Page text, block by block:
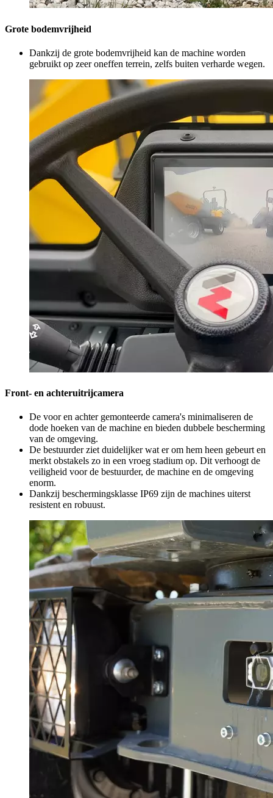
Grote bodemvrijheid
Dankzij de grote bodemvrijheid kan de machine worden
gebruikt op zeer oneffen terrein, zelfs buiten verharde wegen.
Front- en achteruitrijcamera
De voor en achter gemonteerde camera's minimaliseren de
dode hoeken van de machine en bieden dubbele bescherming
van de omgeving.
De bestuurder ziet duidelijker wat er om hem heen gebeurt en
merkt obstakels zo in een vroeg stadium op. Dit verhoogt de
veiligheid voor de bestuurder, de machine en de omgeving
enorm.
Dankzij beschermingsklasse IP69 zijn de machines uiterst
resistent en robuust.